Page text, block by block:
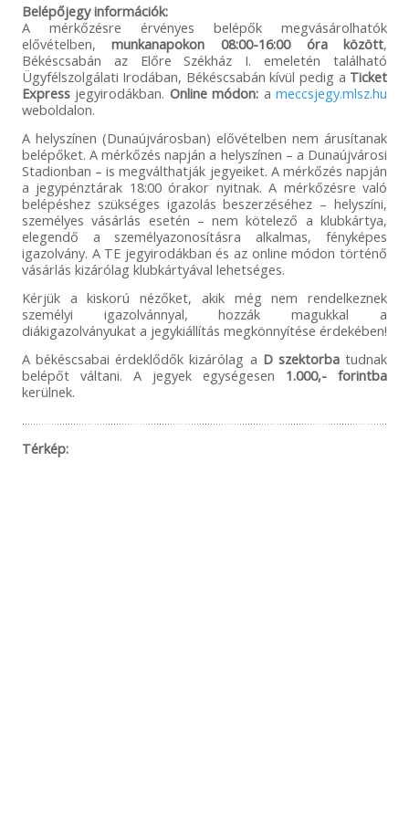
Belépőjegy információk:
A mérkőzésre érvényes belépők megvásárolhatók
elővételben,munkanapokon 08:00-16:00 óra között,
Békéscsabán az Előre Székház I. emeletén található
Ügyfélszolgálati Irodában, Békéscsabán kívül pedig a Ticket
Expressjegyirodákban. Online módon: ameccsjegy.mlsz.hu
weboldalon.
A helyszínen (Dunaújvárosban) elővételben nem árusítanak
belépőket. A mérkőzés napján a helyszínen – a Dunaújvárosi
Stadionban – is megválthatják jegyeiket. A mérkőzés napján
a jegypénztárak 18:00 órakor nyitnak. A mérkőzésre való
belépéshez szükséges igazolás beszerzéséhez – helyszíni,
személyes vásárlás esetén – nem kötelező a klubkártya,
elegendő a személyazonosításra alkalmas, fényképes
igazolvány. A TE jegyirodákban és az online módon történő
vásárlás kizárólag klubkártyával lehetséges.
Kérjük a kiskorú nézőket, akik még nem rendelkeznek
személyi igazolvánnyal, hozzák magukkal a
diákigazolványukat a jegykiállítás megkönnyítése érdekében!
A békéscsabai érdeklődők kizárólag a D szektorbatudnak
belépőt váltani. A jegyek egységesen 1.000,- forintba
kerülnek.
Térkép: